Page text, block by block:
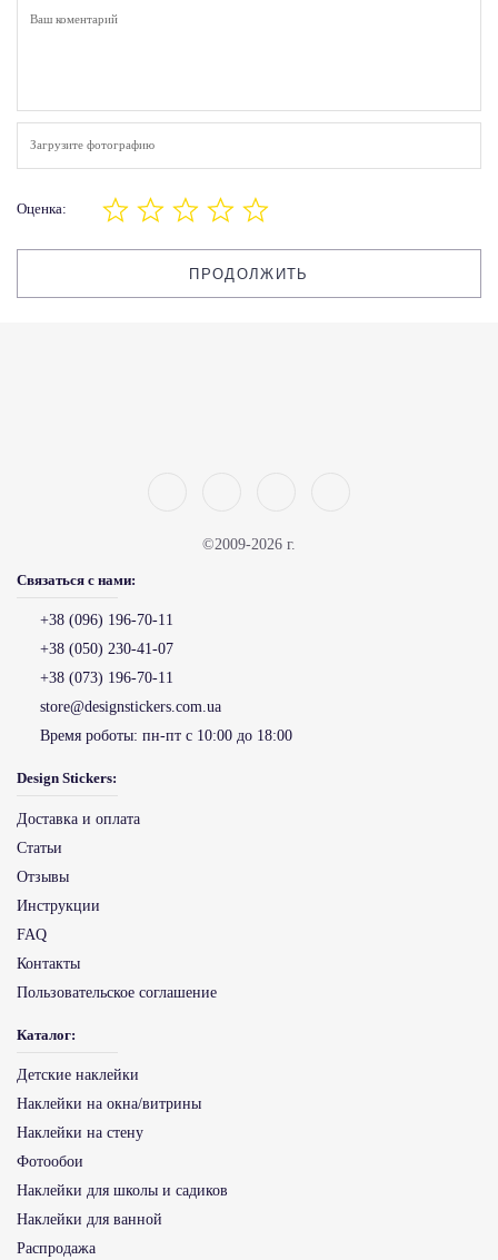
Загрузите фотографию
Оценка:
ПРОДОЛЖИТЬ
©2009-2026 г.
Связаться с нами:
+38 (096) 196-70-11
+38 (050) 230-41-07
+38 (073) 196-70-11
store@designstickers.com.ua
Время роботы: пн-пт с 10:00 до 18:00
Design Stickers:
Доставка и оплата
Статьи
Отзывы
Инструкции
FAQ
Контакты
Пользовательское соглашение
Каталог:
Детские наклейки
Наклейки на окна/витрины
Наклейки на стену
Фотообои
Наклейки для школы и садиков
Наклейки для ванной
Распродажа